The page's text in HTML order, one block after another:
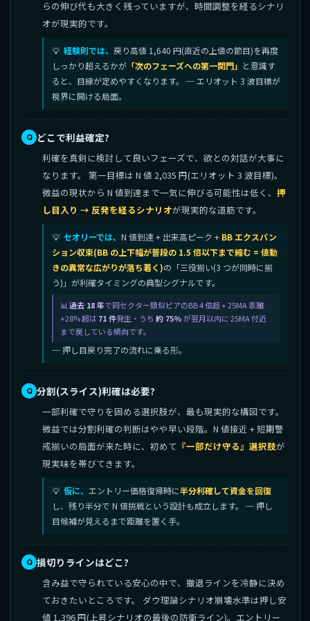
らの伸び代も大きく残っていますが、時間調整を経るシナリ
オが現実的です。
経験則では、 戻り高値 1,640 円(直近の上値の節目)を再度
しっかり超えるかが 「次のフェーズへの第一関門」 と意識す
ると、目線が定めやすくなります。 ─ エリオット 3 波目標が
視界に開ける局面。
どこで利益確定?
利確を真剣に検討して良いフェーズで、欲との対話が大事に
なります。 第一目標は N 値 2,035 円(エリオット 3 波目標)。
微益の現状から N 値到達まで一気に伸びる可能性は低く、 押
し目入り → 反発を経るシナリオが現実的な道筋です。
セオリーでは、 N 値到達 + 出来高ピーク + BB エクスパン
ション収束(BB の上下幅が普段の 1.5 倍以下まで縮む = 値動
きの異常な広がりが落ち着く)の「三役揃い(3 つが同時に揃
う)」が利確タイミングの典型シグナルです。
過去 18 年で同セクター類似ピアのBB 4 倍超 + 25MA 乖離
+28% 超は 71 件発生・うち 約 75%が翌月以内に 25MA 付近
まで戻している傾向です。
─ 押し目戻り完了の流れに乗る形。
分割(スライス)利確は必要?
一部利確で守りを固める選択肢が、最も現実的な構図です。
微益では分割利確の判断はやや早い段階。N 値接近 + 短期警
戒揃いの局面が来た時に、初めて 『一部だけ守る』選択肢が
現実味を帯びてきます。
仮に、 エントリー価格復帰時に半分利確して資金を回復
し、残り半分で N 値挑戦という設計も成立します。 ─ 押し
目候補が見えるまで距離を置く手。
損切りラインはどこ?
含み益で守られている安心の中で、撤退ラインを冷静に決め
ておきたいところです。 ダウ理論シナリオ崩壊水準は押し安
値 1,396 円(上昇シナリオの最後の防衛ライン)。エントリー